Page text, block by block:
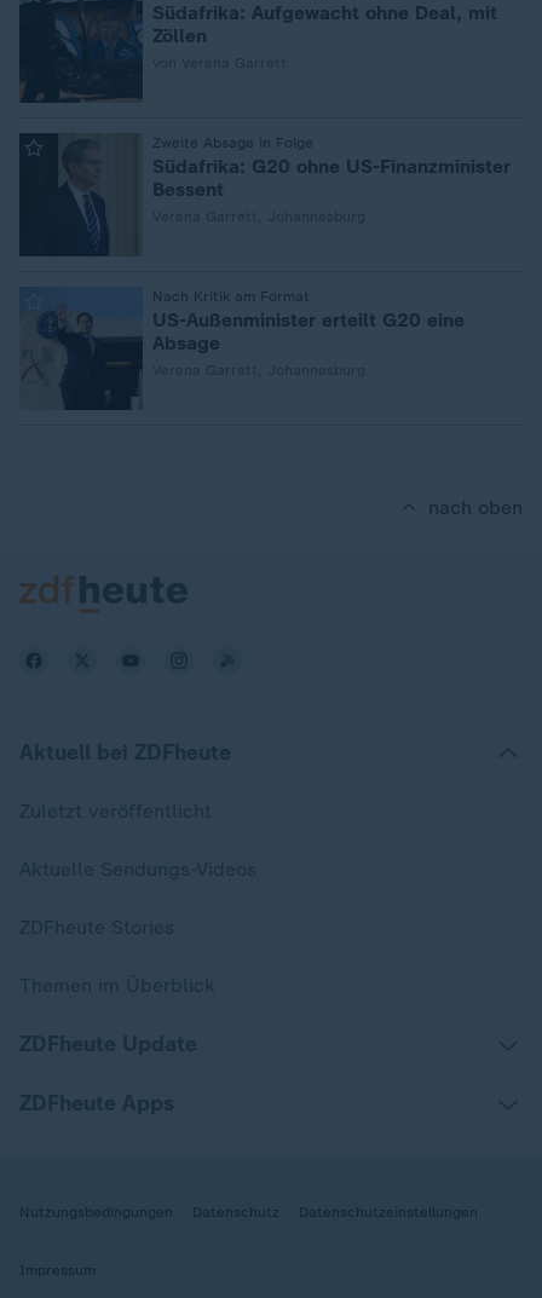
Südafrika: Aufgewacht ohne Deal, mit
Zöllen
Zweite Absage in Folge
Südafrika: G20 ohne US-Finanzminister
Bessent
Nach Kritik am Format
US-Außenminister erteilt G20 eine
Absage
nach oben
Nutzungsbedingungen Datenschutz Datenschutzeinstellungen
Impressum